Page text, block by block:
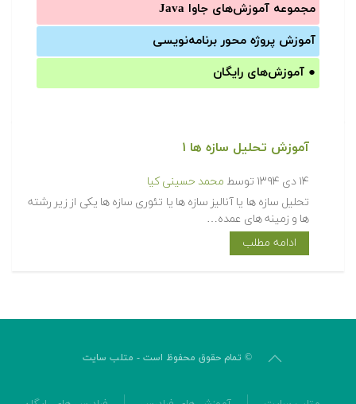
مجموعه آموزش‌های جاوا Java
آموزش‌ پروژه محور برنامه‌نویسی
● آموزش‌های رایگان
آموزش تحلیل سازه ها ۱
۱۴ دی ۱۳۹۴ توسط محمد حسینی کیا
تحلیل سازه ها یا آنالیز سازه ها یا تئوری سازه ها یکی از زیر رشته
ها و زمینه های عمده…
ادامه مطلب
© تمام حقوق محفوظ است - متلب سایت